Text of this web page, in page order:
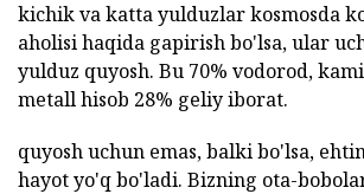
kichik va katta yulduzlar kosmosda
aholisi haqida gapirish bo'lsa, ular
yulduz quyosh. Bu 70% vodorod,
metall hisob 28% geliy iborat.
quyosh uchun emas, balki bo'lsa,
hayot yo'q bo'ladi. Bizning ota-